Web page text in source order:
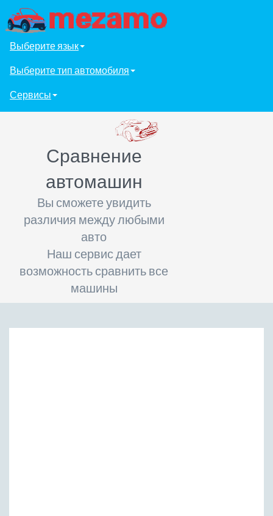
Выберите язык
Выберите тип автомобиля
Сервисы
Сравнение
автомашин
Вы сможете увидить
различия между любыми
авто
Наш сервис дает
возможность сравнить все
машины